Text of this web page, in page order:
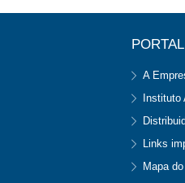
PORTAL
A
Instituto
Links
Mapa